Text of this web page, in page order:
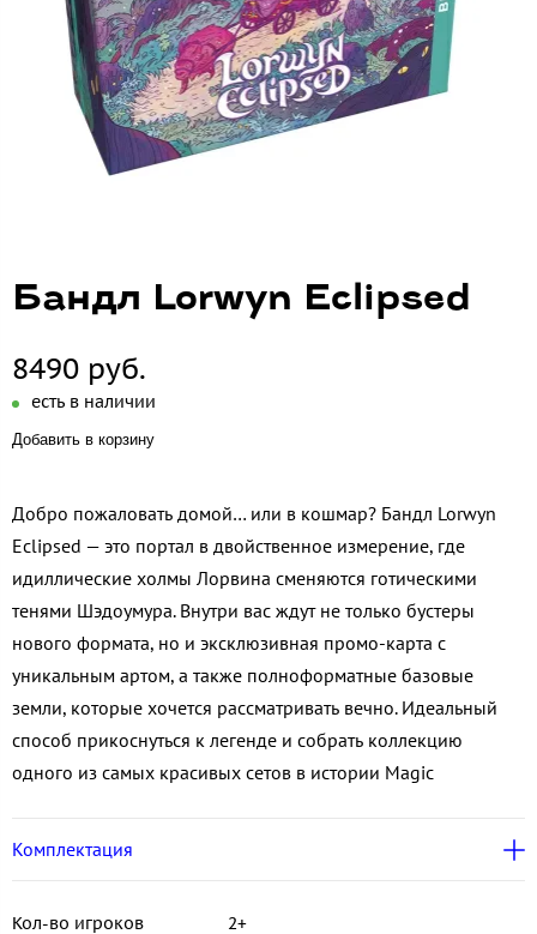
Бандл Lorwyn Eclipsed
8490 руб.
есть в наличии
Добавить в корзину
Добро пожаловать домой… или в кошмар? Бандл Lorwyn
Eclipsed — это портал в двойственное измерение, где
идиллические холмы Лорвина сменяются готическими
тенями Шэдоумура. Внутри вас ждут не только бустеры
нового формата, но и эксклюзивная промо-карта с
уникальным артом, а также полноформатные базовые
земли, которые хочется рассматривать вечно. Идеальный
способ прикоснуться к легенде и собрать коллекцию
одного из самых красивых сетов в истории Magic
Комплектация
Кол-во игроков
2+